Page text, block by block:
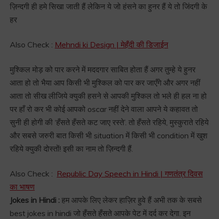
ज़िन्दगी ही हमे सिखा जाती हैं लेकिन ये जो हंसने का हुनर हैं ये तो जिंदगी के
हर
Also Check : Mehndi ki Design | मेहँदी की डिजाईन
मुश्किल मोड़ को पार करने में मददगार साबित होता हैं अगर तुम्हे ये हुनर
आता हो तो भैया आप किसी भी मुश्किल को पार कर जाएँगे और अगर नहीं
आता तो सीख लीजिये क्युकी हसने से आपकी मुश्किल तो भले ही हल ना हो
पर हाँ रो कर भी कोई आपको oscar नहीं देने वाला आपने ये कहावत तो
सुनी ही होगी की ‘हँसते हँसते कट जाए रस्ते’. तो हँसते रहिये, मुस्कुराते रहिये
और सबसे जरुरी बात किसी भी situation में किसी भी condition में खुश
रहिये क्युकी दोस्तों! इसी का नाम तो ज़िन्दगी हैं.
Also Check : Republic Day Speech in Hindi | गणतंत्र दिवस
का भाषण
Jokes in Hindi : हम आपके लिए लेकर हाज़िर हुवे हैं अभी तक के सबसे
best jokes in hindi जो हँसते हँसते आपके पेट में दर्द कर देगा. इन